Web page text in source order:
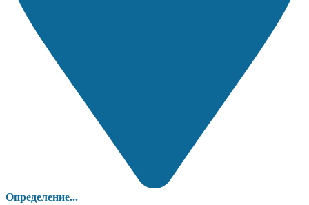
Определение...